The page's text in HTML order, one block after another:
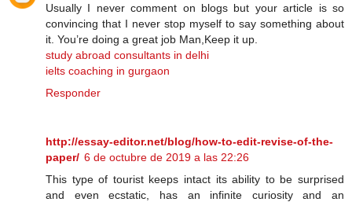
Usually I never comment on blogs but your article is so
convincing that I never stop myself to say something about
it. You’re doing a great job Man,Keep it up.
study abroad consultants in delhi
ielts coaching in gurgaon
Responder
http://essay-editor.net/blog/how-to-edit-revise-of-the-
paper/ 6 de octubre de 2019 a las 22:26
This type of tourist keeps intact its ability to be surprised
and even ecstatic, has an infinite curiosity and an